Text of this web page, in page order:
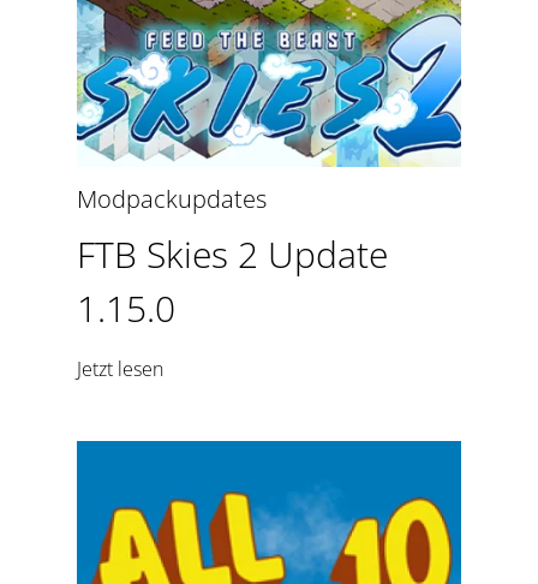
Modpackupdates
FTB Skies 2 Update
1.15.0
Jetzt lesen